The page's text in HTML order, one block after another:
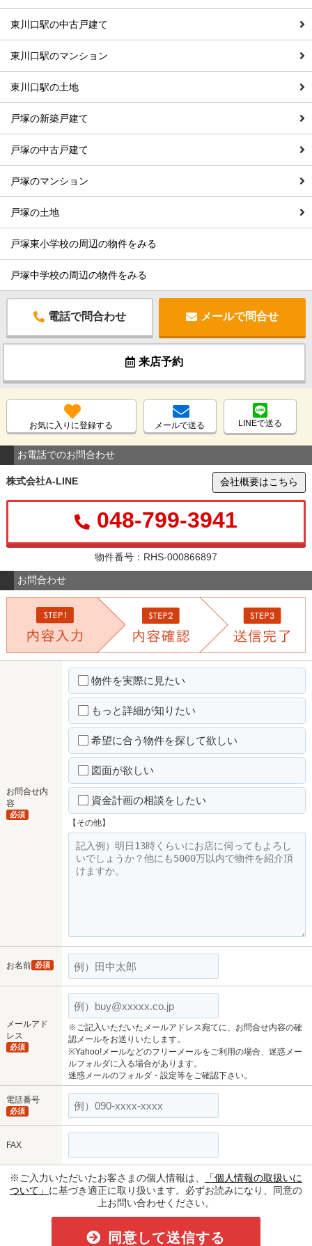
東川口駅の中古戸建て
東川口駅のマンション
東川口駅の土地
戸塚の新築戸建て
戸塚の中古戸建て
戸塚のマンション
戸塚の土地
戸塚東小学校の周辺の物件をみる
戸塚中学校の周辺の物件をみる
電話で問合わせ メールで問合せ
来店予約
お気に入りに登録する メールで送る LINEで送る
お電話でのお問合わせ
株式会社A-LINE 会社概要はこちら
048-799-3941
物件番号：RHS-000866897
お問合わせ
お問合せ内
容
必須
物件を実際に見たい
もっと詳細が知りたい
希望に合う物件を探して欲しい
図面が欲しい
資金計画の相談をしたい
【その他】
お名前 必須
メールアド
レス
必須
※ご記入いただいたメールアドレス宛てに、お問合せ内容の確
認メールをお送りいたします。
※Yahoo!メールなどのフリーメールをご利用の場合、迷惑メー
ルフォルダに入る場合があります。
迷惑メールのフォルダ・設定等をご確認下さい。
電話番号
必須
FAX
※ご入力いただいたお客さまの個人情報は、
「個人情報の取扱いに
ついて」 に基づき適正に取り扱います。必ずお読みになり、同意の
上お問い合わせください。
同意して送信する